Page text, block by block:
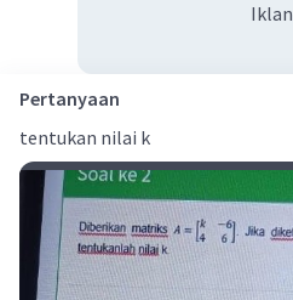
Iklan
Pertanyaan
tentukan nilai k